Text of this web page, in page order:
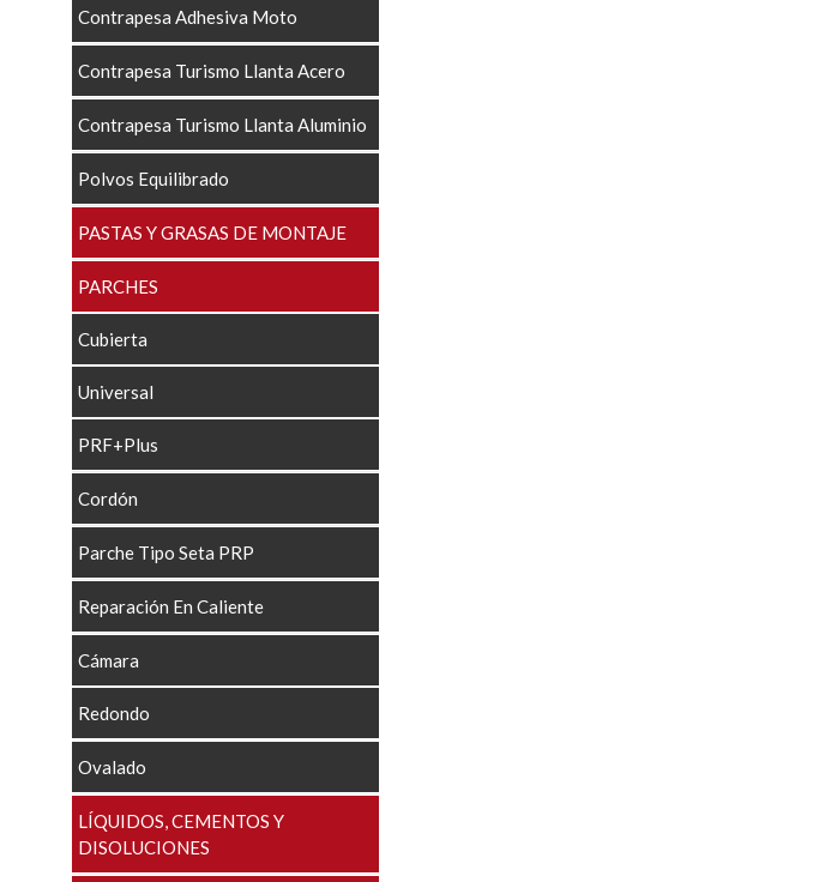
Contrapesa Adhesiva Moto
Contrapesa Turismo Llanta Acero
Contrapesa Turismo Llanta Aluminio
Polvos Equilibrado
PASTAS Y GRASAS DE MONTAJE
PARCHES
Cubierta
Universal
PRF+Plus
Cordón
Parche Tipo Seta PRP
Reparación En Caliente
Cámara
Redondo
Ovalado
LÍQUIDOS, CEMENTOS Y
DISOLUCIONES